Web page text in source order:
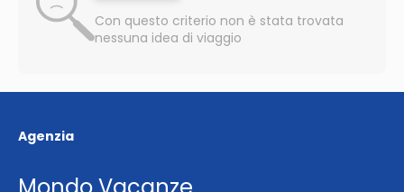
Con questo criterio non è stata trovata
nessuna idea di viaggio
Agenzia